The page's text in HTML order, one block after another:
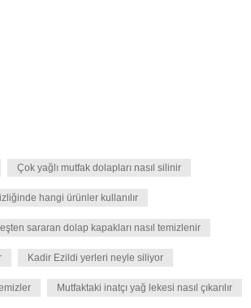
Çok yağlı mutfak dolapları nasıl silinir
hangi ürünler kullanılır
sararan dolap kapakları nasıl temizlenir
Kadir Ezildi yerleri neyle siliyor
Mutfaktaki inatçı yağ lekesi nasıl çıkarılır